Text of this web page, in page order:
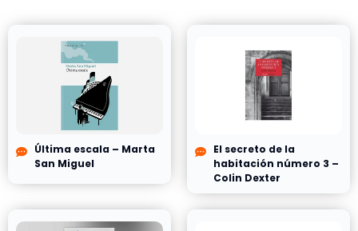
Última escala – Marta
San Miguel
El secreto de la
habitación número 3 –
Colin Dexter